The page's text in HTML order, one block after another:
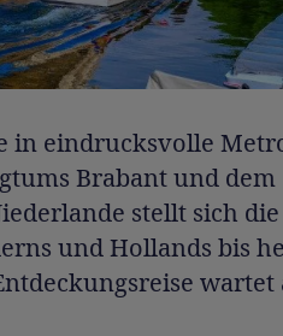
in eindrucksvolle
Brabant und dem
stellt sich
und Hollands bis
wartet